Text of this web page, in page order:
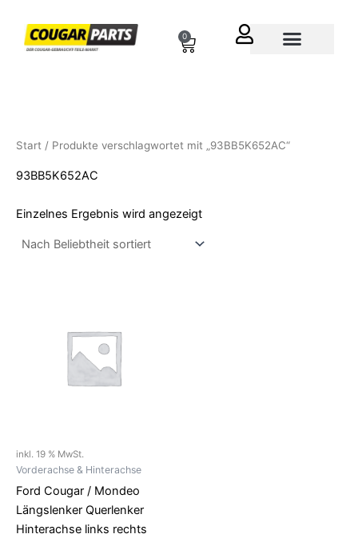
Inhalt
springen
0
Cart
Start / Produkte verschlagwortet mit „93BB5K652AC“
93BB5K652AC
Einzelnes Ergebnis wird angezeigt
inkl. 19 % MwSt.
Vorderachse & Hinterachse
Ford Cougar / Mondeo
Längslenker Querlenker
Hinterachse links rechts